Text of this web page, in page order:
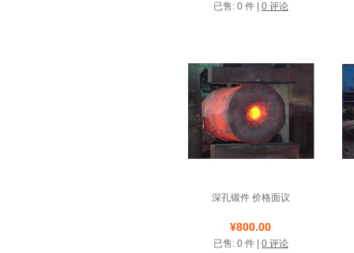
系统默认
已售: 0 件 | 0 评论
深孔锻件 价格面议
店铺名称: 禹鸿热锻模具
系统默认
¥800.00
已售: 0 件 | 0 评论